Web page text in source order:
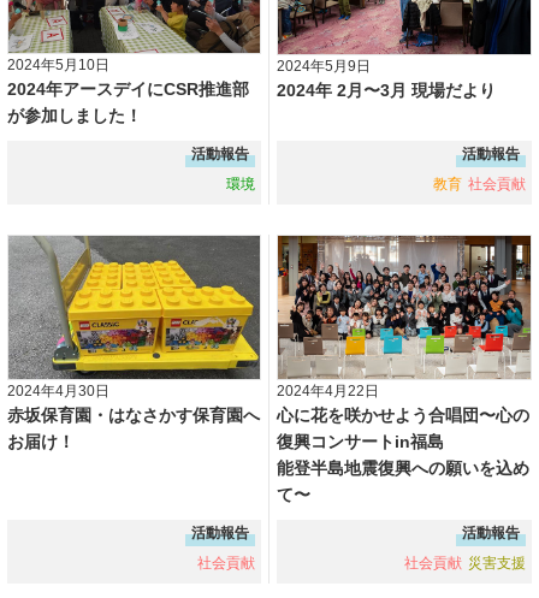
2024年5月10日
2024年アースデイにCSR推進部
が参加しました！
活動報告
環境
2024年5月9日
2024年 2月〜3月 現場だより
活動報告
教育 社会貢献
2024年4月30日
赤坂保育園・はなさかす保育園へ
お届け！
活動報告
社会貢献
2024年4月22日
心に花を咲かせよう合唱団〜心の
復興コンサートin福島
能登半島地震復興への願いを込め
て〜
活動報告
社会貢献 災害支援